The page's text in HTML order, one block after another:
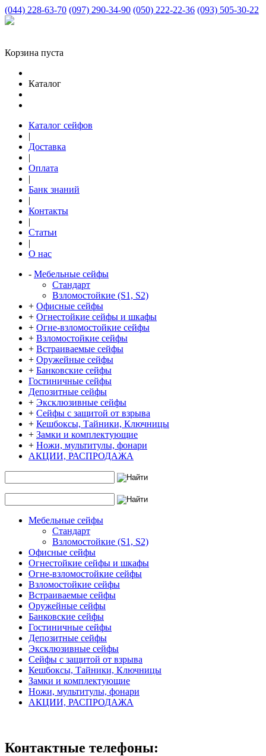
(044) 228-63-70 (097) 290-34-90 (050) 222-22-36 (093) 505-30-22
Корзина пуста
Каталог
Каталог сейфов
|
Доставка
|
Оплата
|
Банк знаний
|
Контакты
|
Статьи
|
О нас
- Мебельные сейфы
Стандарт
Взломостойкие (S1, S2)
+ Офисные сейфы
+ Огнестойкие сейфы и шкафы
+ Огне-взломостойкие сейфы
+ Взломостойкие сейфы
+ Встраиваемые сейфы
+ Оружейные сейфы
+ Банковские сейфы
Гостиничные сейфы
Депозитные сейфы
+ Эксклюзивные сейфы
+ Сейфы с защитой от взрыва
+ Кешбоксы, Тайники, Ключницы
+ Замки и комплектующие
+ Ножи, мультитулы, фонари
АКЦИИ, РАСПРОДАЖА
Мебельные сейфы
Стандарт
Взломостойкие (S1, S2)
Офисные сейфы
Огнестойкие сейфы и шкафы
Огне-взломостойкие сейфы
Взломостойкие сейфы
Встраиваемые сейфы
Оружейные сейфы
Банковские сейфы
Гостиничные сейфы
Депозитные сейфы
Эксклюзивные сейфы
Сейфы с защитой от взрыва
Кешбоксы, Тайники, Ключницы
Замки и комплектующие
Ножи, мультитулы, фонари
АКЦИИ, РАСПРОДАЖА
Контактные телефоны: